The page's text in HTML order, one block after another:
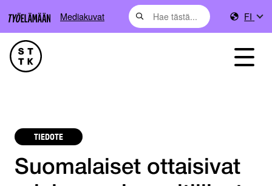
Mediakuvat FI
TIEDOTE
Suomalaiset ottaisivat